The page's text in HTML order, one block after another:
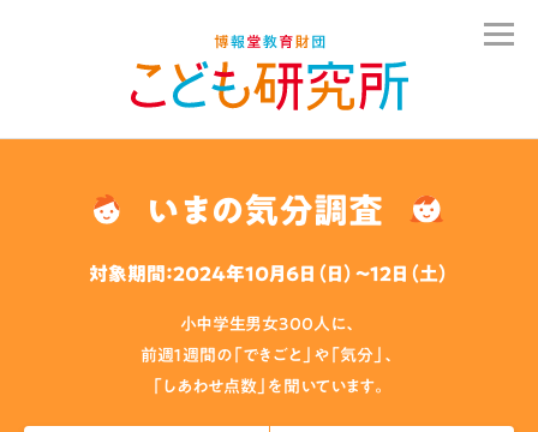
いまの気分調査
対象期間：2024年10月6日（日）〜12日（土）
小中学生男女300人に、
前週１週間の「できごと」や「気分」、
「しあわせ点数」を聞いています。